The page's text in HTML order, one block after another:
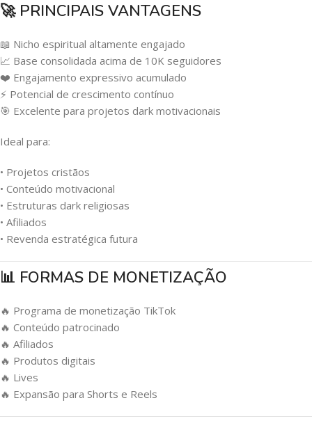
🚀 PRINCIPAIS VANTAGENS
📖 Nicho espiritual altamente engajado
📈 Base consolidada acima de 10K seguidores
❤️ Engajamento expressivo acumulado
⚡ Potencial de crescimento contínuo
🎯 Excelente para projetos dark motivacionais
Ideal para:
• Projetos cristãos
• Conteúdo motivacional
• Estruturas dark religiosas
• Afiliados
• Revenda estratégica futura
📊 FORMAS DE MONETIZAÇÃO
🔥 Programa de monetização TikTok
🔥 Conteúdo patrocinado
🔥 Afiliados
🔥 Produtos digitais
🔥 Lives
🔥 Expansão para Shorts e Reels